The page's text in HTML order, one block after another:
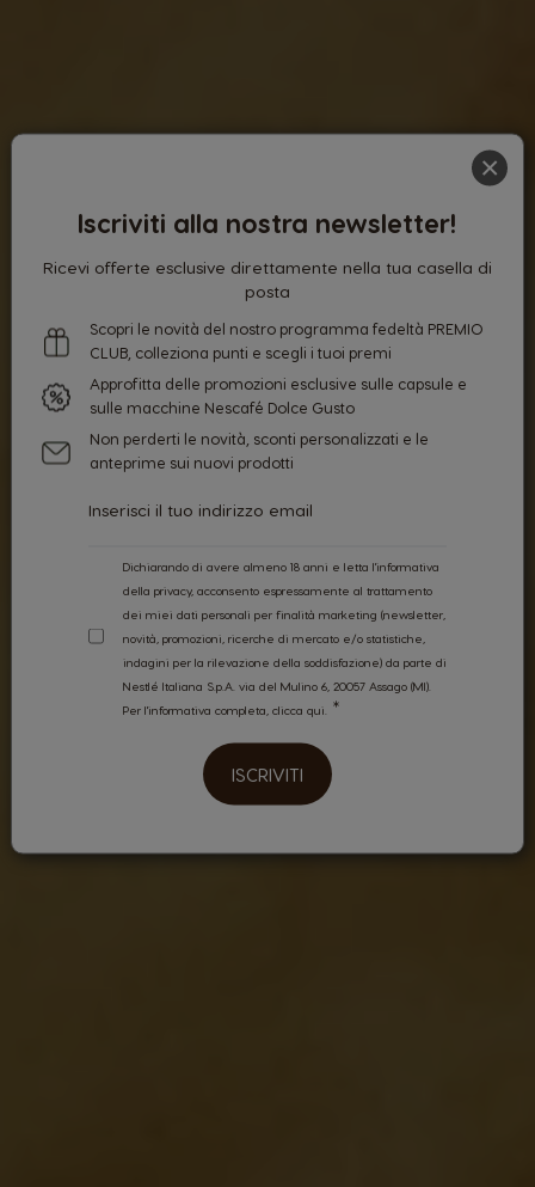
×
Iscriviti alla nostra newsletter!
Ricevi offerte esclusive direttamente nella tua casella di
posta
Scopri le novità del nostro programma fedeltà PREMIO
CLUB, colleziona punti e scegli i tuoi premi
Approfitta delle promozioni esclusive sulle capsule e
sulle macchine Nescafé Dolce Gusto
Non perderti le novità, sconti personalizzati e le
anteprime sui nuovi prodotti
Inserisci il tuo indirizzo email
Dichiarando di avere almeno 18 anni e letta l'informativa
della privacy, acconsento espressamente al trattamento
dei miei dati personali per finalità marketing (newsletter,
novità, promozioni, ricerche di mercato e/o statistiche,
indagini per la rilevazione della soddisfazione) da parte di
Nestlé Italiana S.p.A. via del Mulino 6, 20057 Assago (MI).
Per l'informativa completa, clicca qui.
ISCRIVITI